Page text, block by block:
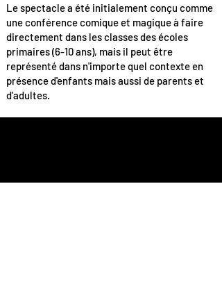
Le spectacle a été initialement conçu comme
une conférence comique et magique à faire
directement dans les classes des écoles
primaires (6-10 ans), mais il peut être
représenté dans n'importe quel contexte en
présence d'enfants mais aussi de parents et
d'adultes.